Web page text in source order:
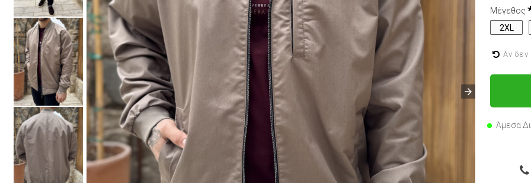
Μέγεθος
2XL
Αν δεν
Άμεσα